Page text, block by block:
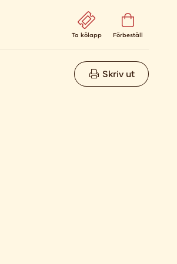
Ta kölapp Förbeställ
Skriv ut